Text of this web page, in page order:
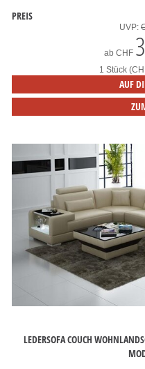
PREIS
UVP:
ab CHF
1 Stück
AUF
LEDERSOFA COUCH